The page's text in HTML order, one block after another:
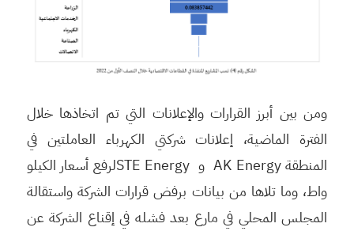
ومن بين أبرز القرارات والإعلانات التي تم اتخاذها خلال
الفترة الماضية، إعلانات شركتي الكهرباء العاملتين في
المنطقة AK Energy و STE Energyلرفع أسعار الكيلو
واط، وما تلاها من بيانات برفض قرارات الشركة واستقالة
المجلس المحلي في مارع بعد فشله في إقناع الشركة عن